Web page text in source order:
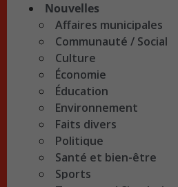
Nouvelles
Affaires municipales
Communauté / Social
Culture
Économie
Éducation
Environnement
Faits divers
Politique
Santé et bien-être
Sports